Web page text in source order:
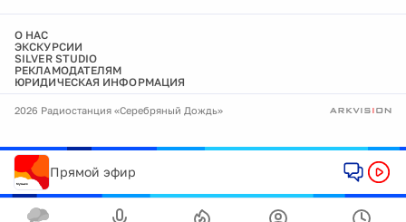
О НАС
ЭКСКУРСИИ
SILVER STUDIO
РЕКЛАМОДАТЕЛЯМ
ЮРИДИЧЕСКАЯ ИНФОРМАЦИЯ
2026 Радиостанция «Серебряный Дождь»
Прямой эфир